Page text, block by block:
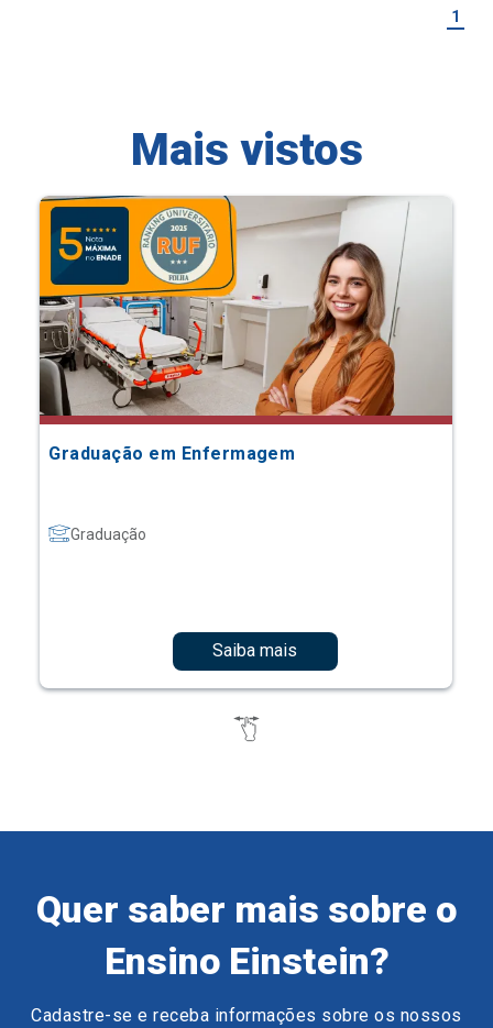
1
Mais vistos
Graduação em Enfermagem
Graduação
Saiba mais
Quer saber mais sobre o
Ensino Einstein?
Cadastre-se e receba informações sobre os nossos